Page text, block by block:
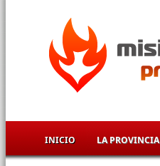
INICIO LA PROVINCIA